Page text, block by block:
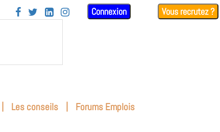
    Connexion Vous recrutez ?
| Les conseils | Forums Emplois